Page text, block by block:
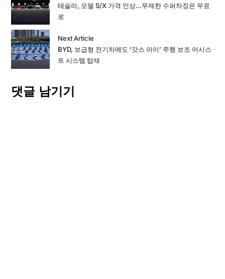
테슬라, 모델 S/X 가격 인상…무제한 수퍼차징은 무료
로
Next Article
BYD, 보급형 전기차에도 ‘갓스 아이’ 주행 보조 어시스
트 시스템 탑재
댓글 남기기